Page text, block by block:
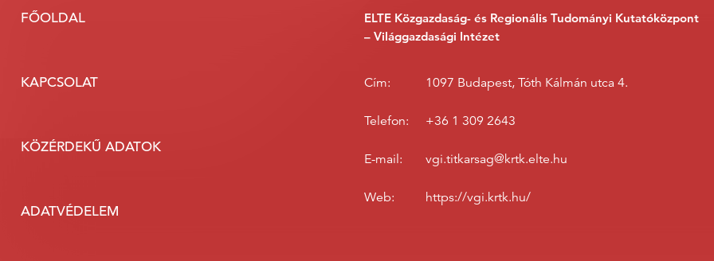
FŐOLDAL
KAPCSOLAT
KÖZÉRDEKŰ ADATOK
ADATVÉDELEM
ELTE Közgazdaság- és Regionális Tudományi Kutatóközpont
– Világgazdasági Intézet
Cím: 1097 Budapest, Tóth Kálmán utca 4.
Telefon: +36 1 309 2643
E-mail: vgi.titkarsag@krtk.elte.hu
Web: https://vgi.krtk.hu/